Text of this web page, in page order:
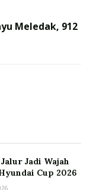
Meledak, 912
Jadi Wajah
Cup 2026